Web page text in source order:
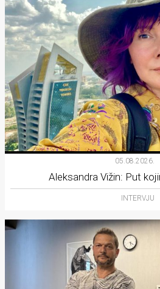
05.08.2026.
Aleksandra Vižin: Put
INTERVJU